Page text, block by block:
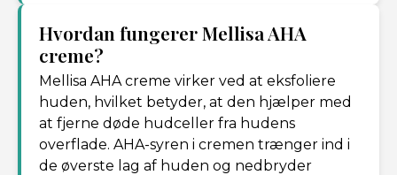
Hvordan fungerer Mellisa AHA
creme?
Mellisa AHA creme virker ved at eksfoliere
huden, hvilket betyder, at den hjælper med
at fjerne døde hudceller fra hudens
overflade. AHA-syren i cremen trænger ind i
de øverste lag af huden og nedbryder